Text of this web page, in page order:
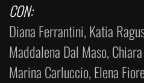
CON:
Diana Ferrantini, Katia
Maddalena Dal Maso,
Marina Carluccio, Elena